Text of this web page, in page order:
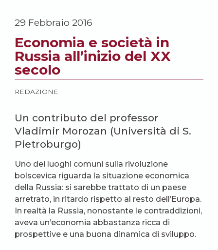
29 Febbraio 2016
Economia e società in
Russia all’inizio del XX
secolo
REDAZIONE
Un contributo del professor
Vladimir Morozan (Università di S.
Pietroburgo)
Uno dei luoghi comuni sulla rivoluzione
bolscevica riguarda la situazione economica
della Russia: si sarebbe trattato di un paese
arretrato, in ritardo rispetto al resto dell’Europa.
In realtà la Russia, nonostante le contraddizioni,
aveva un’economia abbastanza ricca di
prospettive e una buona dinamica di sviluppo.